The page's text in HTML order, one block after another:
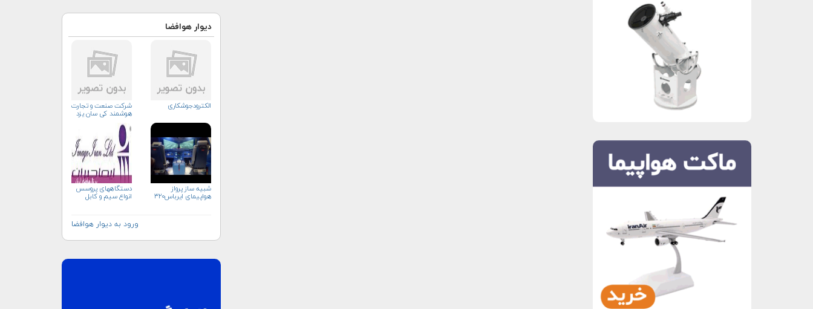
دیوار هوافضا
الکترودجوشکاری
شرکت صنعت و تجارت
هوشمند کی سان یزد
شبیه ساز پرواز
هواپیمای ایرباس۳۲۰
دستگاههای پروسس
انواع سیم و کابل
ورود به دیوار هوافضا